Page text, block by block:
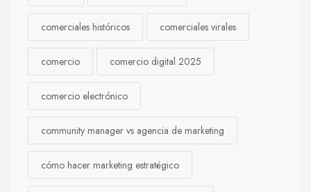
comerciales históricos comerciales virales
comercio comercio digital 2025
comercio electrónico
community manager vs agencia de marketing
cómo hacer marketing estratégico